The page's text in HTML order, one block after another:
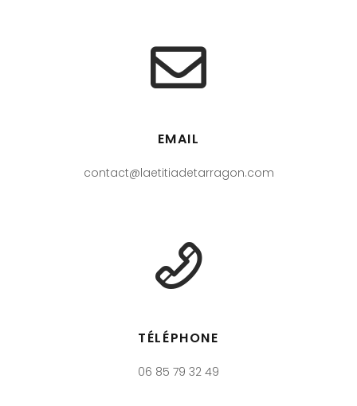
EMAIL
contact@laetitiadetarragon.com
TÉLÉPHONE
06 85 79 32 49